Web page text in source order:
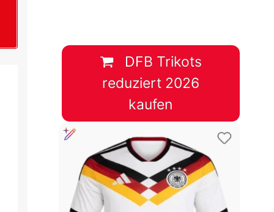
&
&
Tabelle
DFB Trikots
reduziert 2026
kaufen